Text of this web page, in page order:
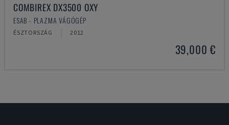
COMBIREX DX3500 OXY
ESAB - PLAZMA VÁGÓGÉP
ÉSZTORSZÁG 2012
39,000 €